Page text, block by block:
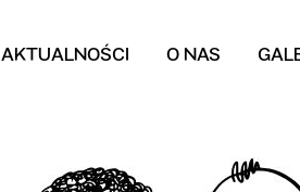
AKTUALNOŚCI O NAS